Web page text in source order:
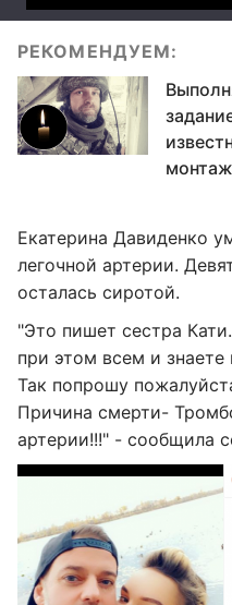
РЕКОМЕНДУЕМ:
Екатерина Давиденко
легочной артерии.
осталась сиротой.
"Это пишет сестра
при этом всем и
Так попрошу
Причина смерти-
артерии!!!" - сообщила